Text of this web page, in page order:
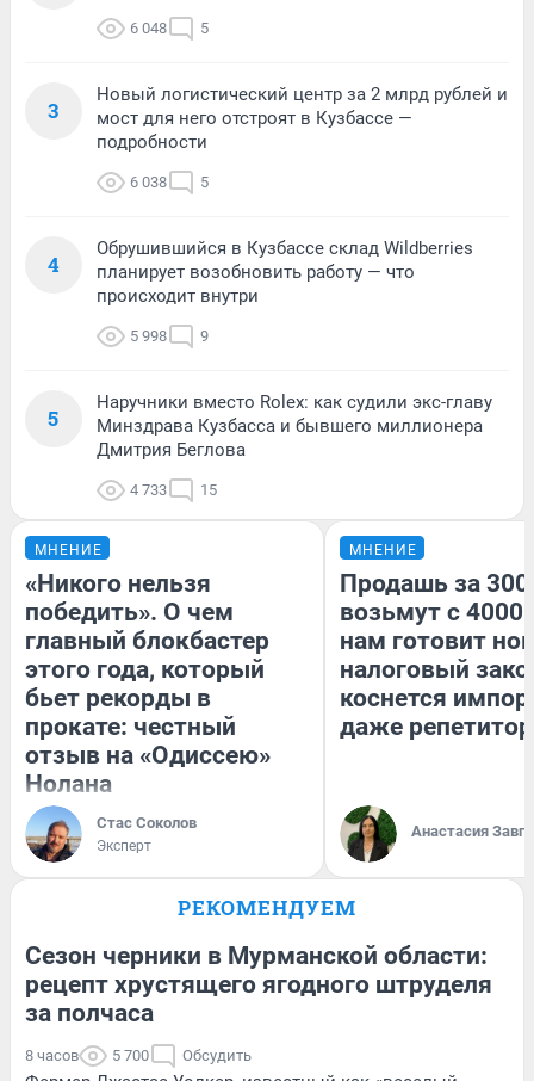
6 048 5
3
Новый логистический центр за 2 млрд рублей и
мост для него отстроят в Кузбассе —
подробности
6 038 5
4
Обрушившийся в Кузбассе склад Wildberries
планирует возобновить работу — что
происходит внутри
5 998 9
5
Наручники вместо Rolex: как судили экс-главу
Минздрава Кузбасса и бывшего миллионера
Дмитрия Беглова
4 733 15
МНЕНИЕ
«Никого нельзя
победить». О чем
главный блокбастер
этого года, который
бьет рекорды в
прокате: честный
отзыв на «Одиссею»
Нолана
Стас Соколов
Эксперт
МНЕНИЕ
Продашь за
возьмут с
нам готовит
налоговый
коснется
даже
Анастасия
РЕКОМЕНДУЕМ
Сезон черники в Мурманской области:
рецепт хрустящего ягодного штруделя
за полчаса
8 часов 5 700 Обсудить